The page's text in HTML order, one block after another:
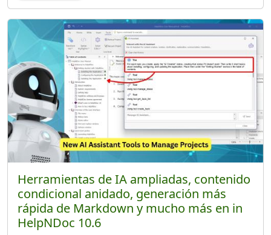
Herramientas de IA ampliadas, contenido
condicional anidado, generación más
rápida de Markdown y mucho más en in
HelpNDoc 10.6